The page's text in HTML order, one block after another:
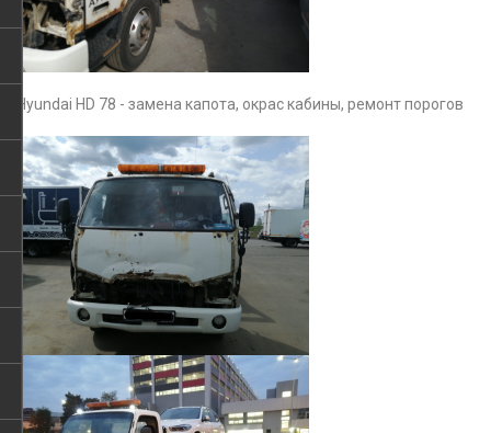
Hyundai HD 78 - замена капота, окрас кабины, ремонт порогов